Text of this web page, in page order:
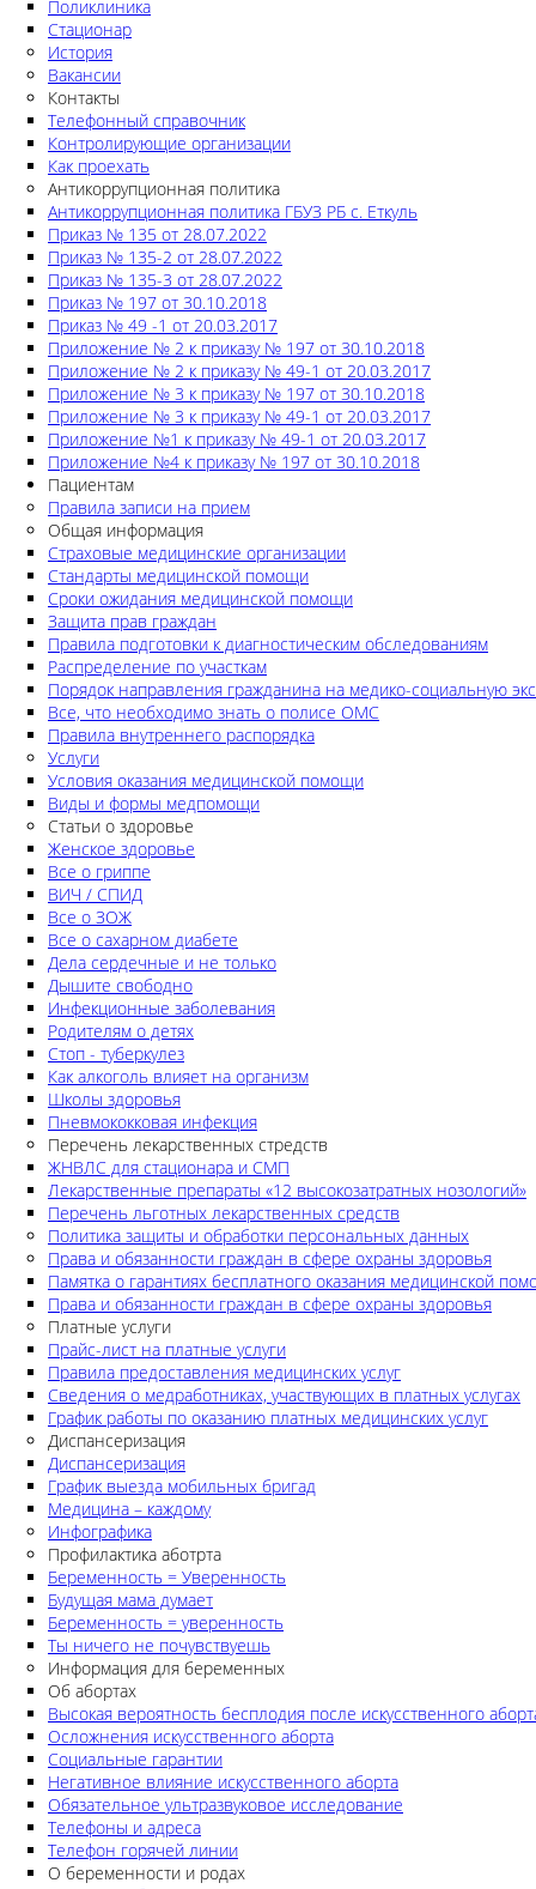
Поликлиника
Стационар
История
Вакансии
Контакты
Телефонный справочник
Контролирующие организации
Как проехать
Антикоррупционная политика
Антикоррупционная политика ГБУЗ РБ с. Еткуль
Приказ № 135 от 28.07.2022
Приказ № 135-2 от 28.07.2022
Приказ № 135-3 от 28.07.2022
Приказ № 197 от 30.10.2018
Приказ № 49 -1 от 20.03.2017
Приложение № 2 к приказу № 197 от 30.10.2018
Приложение № 2 к приказу № 49-1 от 20.03.2017
Приложение № 3 к приказу № 197 от 30.10.2018
Приложение № 3 к приказу № 49-1 от 20.03.2017
Приложение №1 к приказу № 49-1 от 20.03.2017
Приложение №4 к приказу № 197 от 30.10.2018
Пациентам
Правила записи на прием
Общая информация
Страховые медицинские организации
Стандарты медицинской помощи
Сроки ожидания медицинской помощи
Защита прав граждан
Правила подготовки к диагностическим обследованиям
Распределение по участкам
Порядок направления гражданина на медико-социальную
Все, что необходимо знать о полисе ОМС
Правила внутреннего распорядка
Услуги
Условия оказания медицинской помощи
Виды и формы медпомощи
Статьи о здоровье
Женское здоровье
Все о гриппе
ВИЧ / СПИД
Все о ЗОЖ
Все о сахарном диабете
Дела сердечные и не только
Дышите свободно
Инфекционные заболевания
Родителям о детях
Стоп - туберкулез
Как алкоголь влияет на организм
Школы здоровья
Пневмококковая инфекция
Перечень лекарственных стредств
ЖНВЛС для стационара и СМП
Лекарственные препараты «12 высокозатратных нозологий»
Перечень льготных лекарственных средств
Политика защиты и обработки персональных данных
Права и обязанности граждан в сфере охраны здоровья
Памятка о гарантиях бесплатного оказания медицинской
Права и обязанности граждан в сфере охраны здоровья
Платные услуги
Прайс-лист на платные услуги
Правила предоставления медицинских услуг
Сведения о медработниках, участвующих в платных услугах
График работы по оказанию платных медицинских услуг
Диспансеризация
Диспансеризация
График выезда мобильных бригад
Медицина – каждому
Инфографика
Профилактика аботрта
Беременность = Уверенность
Будущая мама думает
Беременность = уверенность
Ты ничего не почувствуешь
Информация для беременных
Об абортах
Высокая вероятность бесплодия после искусственного
Осложнения искусственного аборта
Социальные гарантии
Негативное влияние искусственного аборта
Обязательное ультразвуковое исследование
Телефоны и адреса
Телефон горячей линии
О беременности и родах